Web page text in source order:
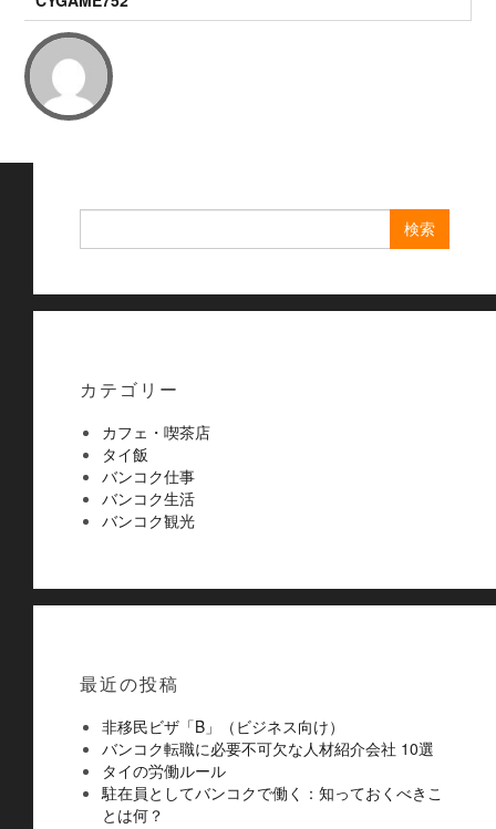
カテゴリー
カフェ・喫茶店
タイ飯
バンコク仕事
バンコク生活
バンコク観光
最近の投稿
非移民ビザ「B」（ビジネス向け）
バンコク転職に必要不可欠な人材紹介会社 10選
タイの労働ルール
駐在員としてバンコクで働く：知っておくべきこ
とは何？